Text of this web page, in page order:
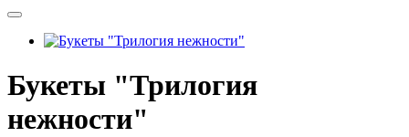
Букеты "Трилогия
нежности"